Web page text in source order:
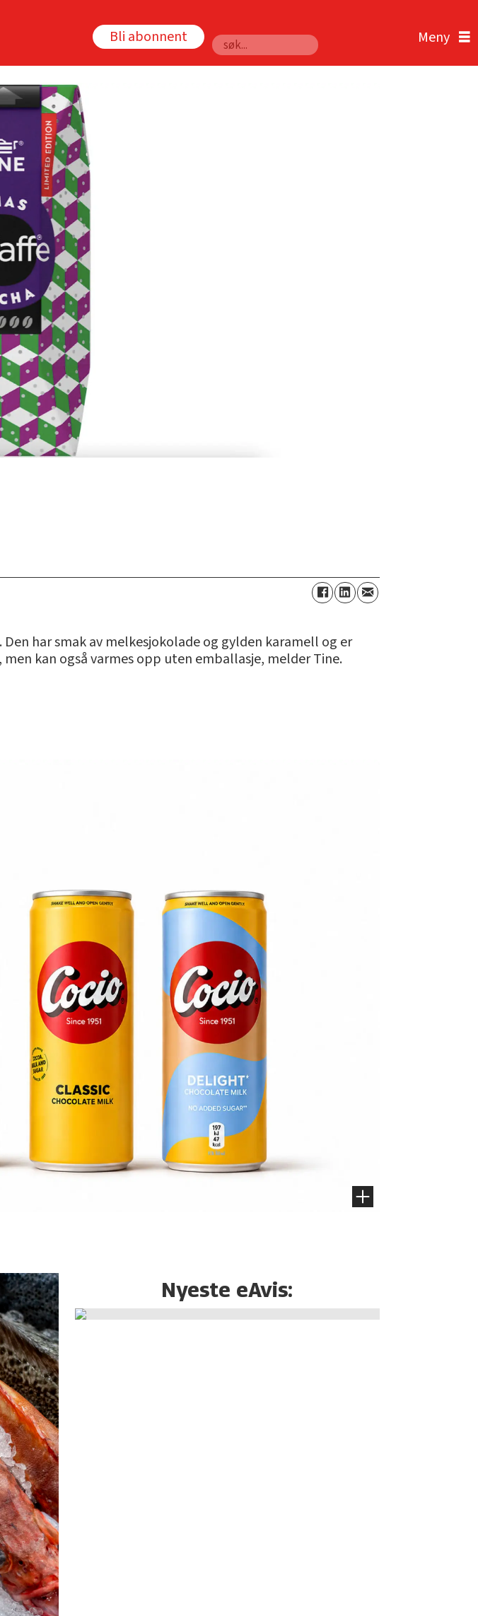
Bli abonnent
Søk
har smak av melkesjokolade og gylden karamell og er
kan også varmes opp uten emballasje, melder Tine.
Nyeste eAvis: